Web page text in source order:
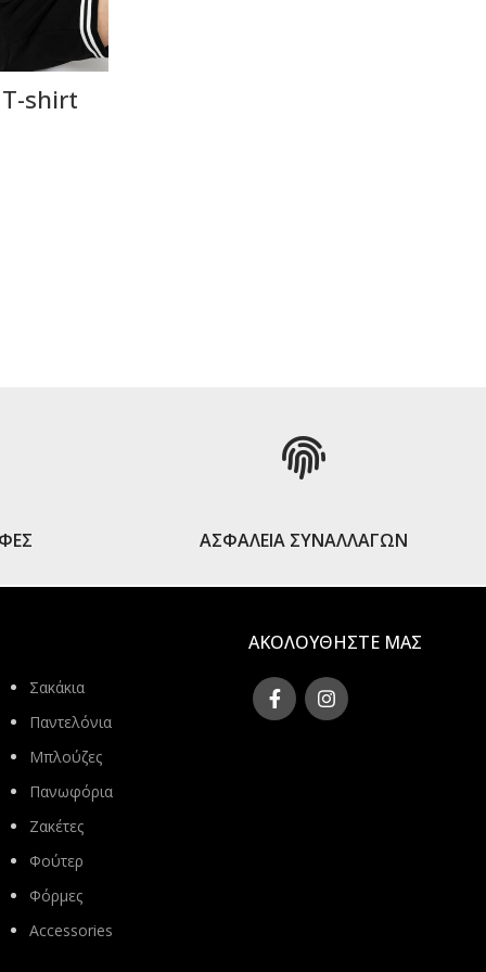
shirt
ΑΣΦΑΛΕΙΑ ΣΥΝΑΛΛΑΓΩΝ
Σακάκια
Παντελόνια
Μπλούζες
Πανωφόρια
Ζακέτες
Φούτερ
Φόρμες
Accessories
ΑΚΟΛΟΥΘΗΣΤΕ ΜΑΣ